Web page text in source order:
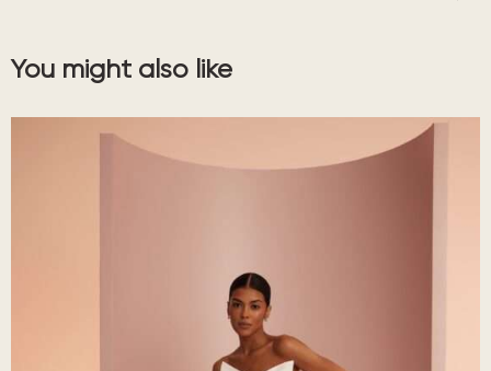
You might also like